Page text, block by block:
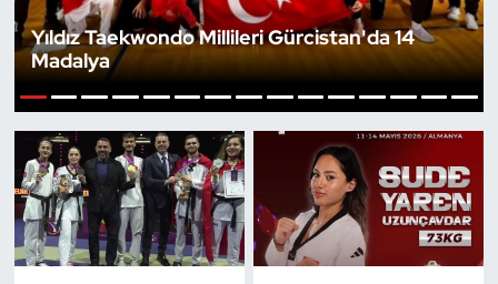
Yıldız Taekwondo Millileri Gürcistan'da 14
Madalya
1 2 3 4 5 6 7 8 9 10 11 12 13 14 15
Briç
Buz Hokeyi
Buz Pateni
Çim Hokeyi
Cimnastik